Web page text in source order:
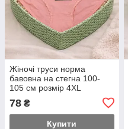
Жіночі труси норма
бавовна на стегна 100-
105 см розмір 4XL
середньої посадки рожеві
мереживо
78 ₴
Купити